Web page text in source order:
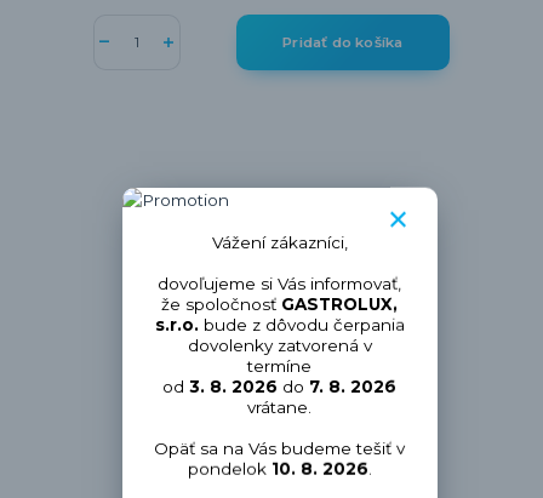
Pridať do košíka
Vážení zákazníci,
dovoľujeme si Vás informovať,
že spoločnosť GASTROLUX,
s.r.o.bude z dôvodu čerpania
dovolenky zatvorená v
termíne
od3. 8. 2026 do 7. 8. 2026
vrátane.
Opäť sa na Vás budeme tešiť v
pondelok 10. 8. 2026.